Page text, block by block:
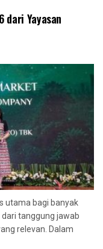
dari Yayasan
utama bagi banyak
tanggung jawab
relevan. Dalam